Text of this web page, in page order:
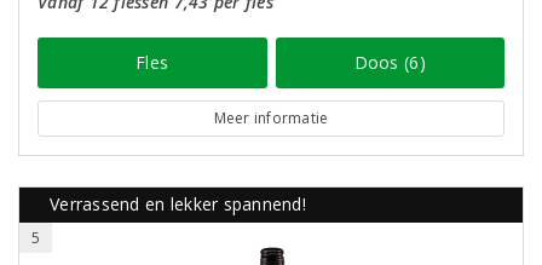
Fles Doos (6)
Meer informatie
Verrassend en lekker spannend!
5